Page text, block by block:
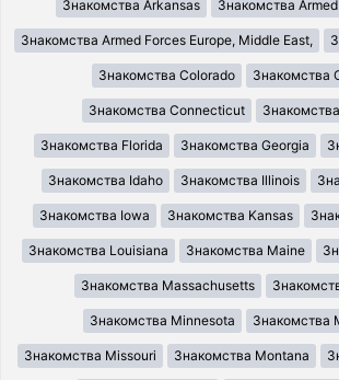
Знакомства Arkansas Знакомства
Знакомства Armed Forces Europe, Middle East,
Знакомства Colorado Знакомства
Знакомства Connecticut
Знакомства Florida Знакомства Georgia
Знакомства Idaho Знакомства Illinois
Знакомства Iowa Знакомства Kansas
Знакомства Louisiana Знакомства Maine
Знакомства Massachusetts
Знакомства Minnesota Знакомства
Знакомства Missouri Знакомства Montana